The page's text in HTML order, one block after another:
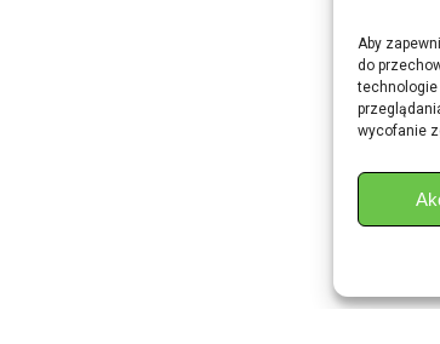
Aby
do
technologie
wycofanie